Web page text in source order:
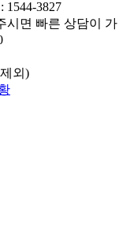
1544-3827
시면 빠른 상담이 가
외)